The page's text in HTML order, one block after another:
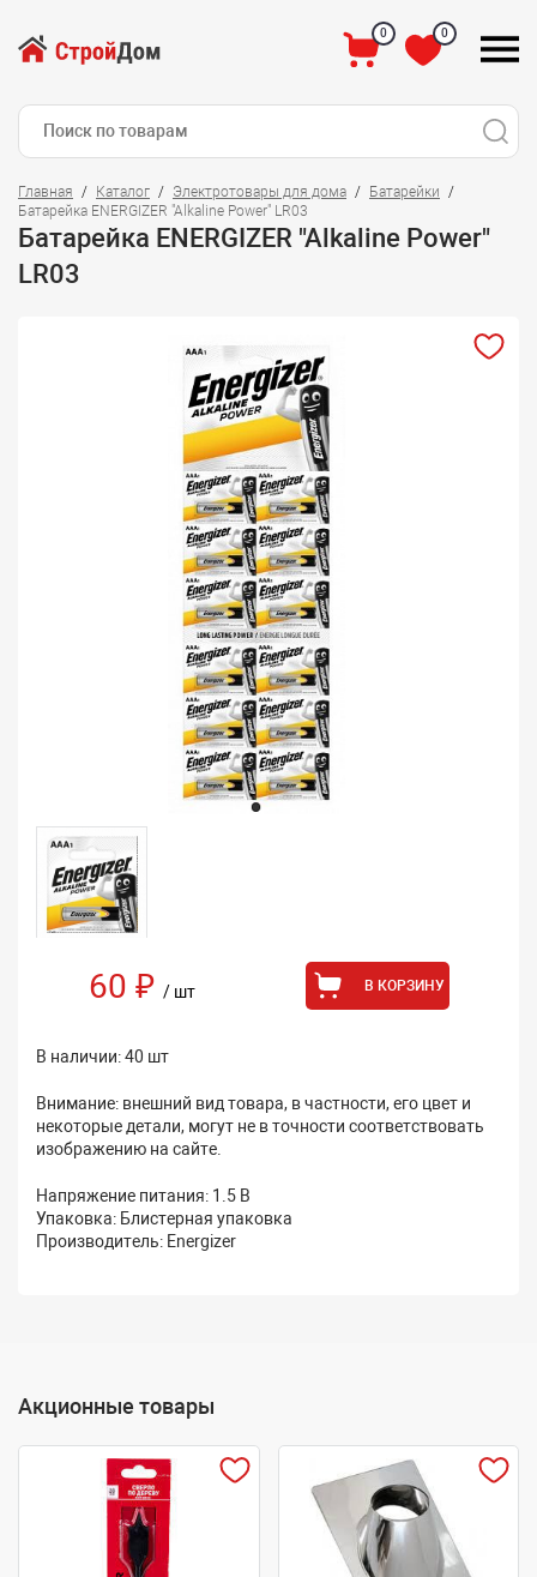
0 0
Главная Каталог Электротовары для дома
Батарейки
Батарейка ENERGIZER "Alkaline Power" LR03
Батарейка ENERGIZER "Alkaline Power"
LR03
60 ₽ / шт В КОРЗИНУ
В наличии: 40 шт
Внимание: внешний вид товара, в частности, его цвет и
некоторые детали, могут не в точности соответствовать
изображению на сайте.
Напряжение питания: 1.5 В
Упаковка: Блистерная упаковка
Производитель: Energizer
Акционные товары